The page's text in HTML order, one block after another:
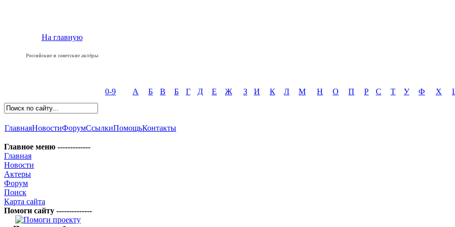
На главную
Российские и советские актёры
0-9 А Б В Б Г Д Е Ж З И К Л М Н О П Р С Т У Ф Х
ГлавнаяНовостиФорумСсылкиПомощьКонтакты
Главное меню -------------
Главная
Новости
Актеры
Форум
Поиск
Карта сайта
Помоги сайту --------------